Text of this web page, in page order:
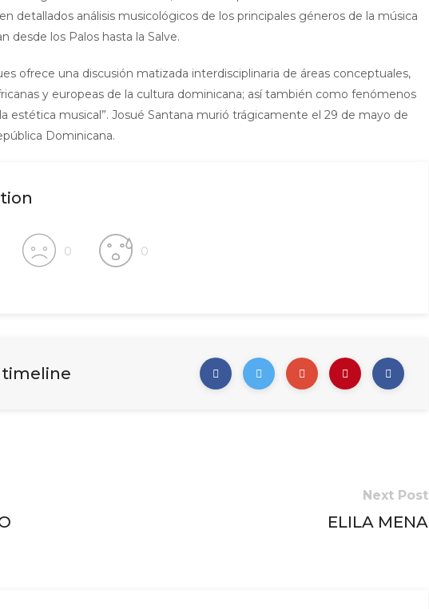
detallados análisis musicológicos de los principales géneros de la música
desde los Palos hasta la Salve.
ofrece una discusión matizada interdisciplinaria de áreas conceptuales,
y europeas de la cultura dominicana; así también como fenómenos
estética musical”. Josué Santana murió trágicamente el 29 de mayo de
Dominicana.
0 0
timeline
Next Post
ELILA MENA